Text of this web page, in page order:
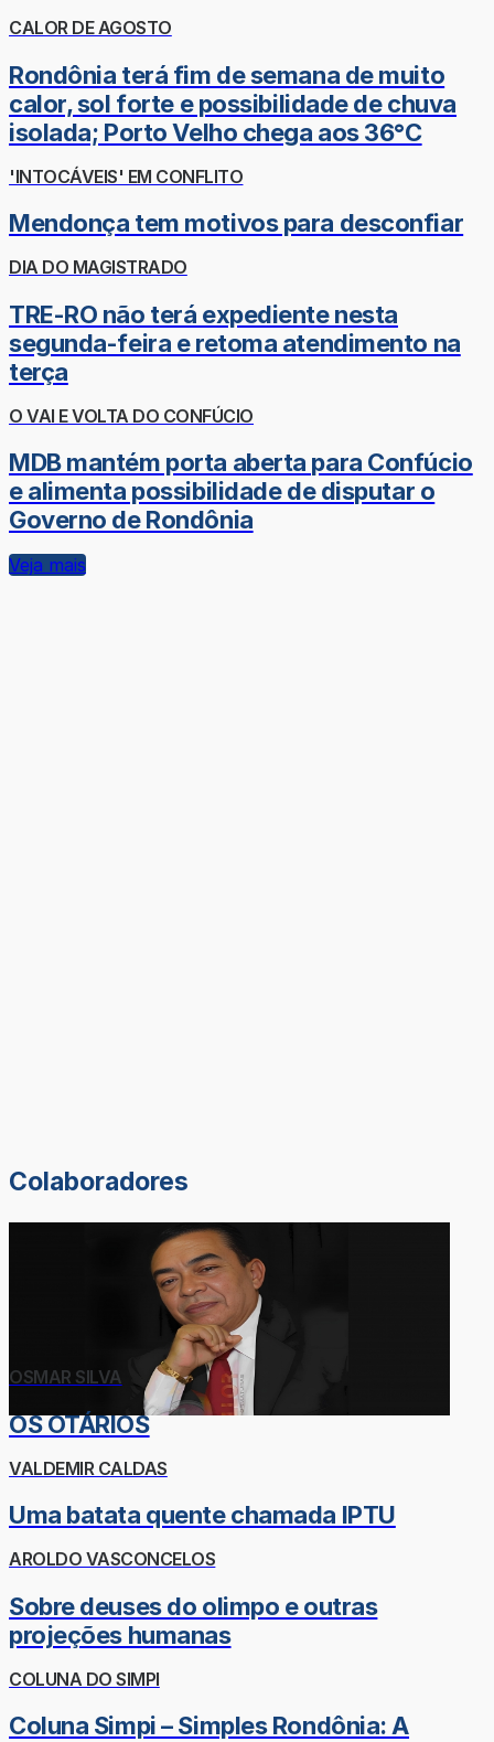
CALOR DE AGOSTO
Rondônia terá fim de semana de muito
calor, sol forte e possibilidade de chuva
isolada; Porto Velho chega aos 36°C
'INTOCÁVEIS' EM CONFLITO
Mendonça tem motivos para desconfiar
DIA DO MAGISTRADO
TRE-RO não terá expediente nesta
segunda-feira e retoma atendimento na
terça
O VAI E VOLTA DO CONFÚCIO
MDB mantém porta aberta para Confúcio
e alimenta possibilidade de disputar o
Governo de Rondônia
Veja mais
Colaboradores
OSMAR SILVA
OS OTÁRIOS
VALDEMIR CALDAS
Uma batata quente chamada IPTU
AROLDO VASCONCELOS
Sobre deuses do olimpo e outras
projeções humanas
COLUNA DO SIMPI
Coluna Simpi – Simples Rondônia: A